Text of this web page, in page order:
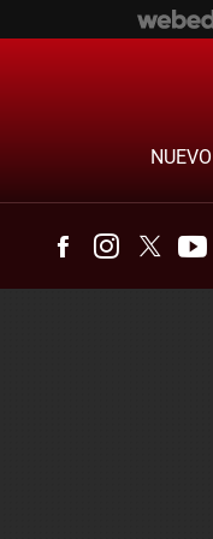
NUEVO
FacebookInstagram
Twitter